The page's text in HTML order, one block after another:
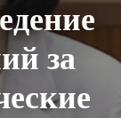
за